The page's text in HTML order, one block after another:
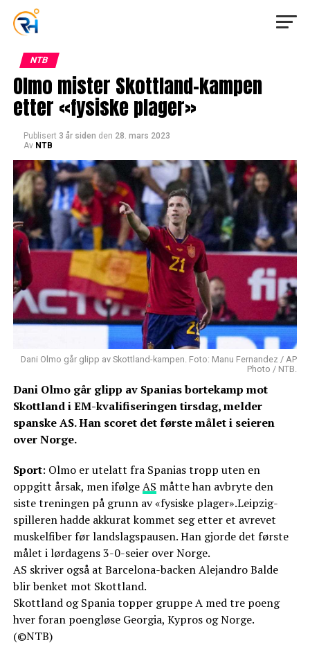
NTB
Olmo mister Skottland-kampen
etter «fysiske plager»
Publisert 3 år siden den 28. mars 2023
Av NTB
Dani Olmo går glipp av Skottland-kampen. Foto: Manu Fernandez / AP
Photo / NTB.
Dani Olmo går glipp av Spanias bortekamp mot
Skottland i EM-kvalifiseringen tirsdag, melder
spanske AS. Han scoret det første målet i seieren
over Norge.
Sport: Olmo er utelatt fra Spanias tropp uten en
oppgitt årsak, men ifølgeAS måtte han avbryte den
siste treningen på grunn av «fysiske plager».Leipzig-
spilleren hadde akkurat kommet seg etter et avrevet
muskelfiber før landslagspausen. Han gjorde det første
målet i lørdagens 3-0-seier over Norge.
AS skriver også at Barcelona-backen Alejandro Balde
blir benket mot Skottland.
Skottland og Spania topper gruppe A med tre poeng
hver foran poengløse Georgia, Kypros og Norge.
(©NTB)